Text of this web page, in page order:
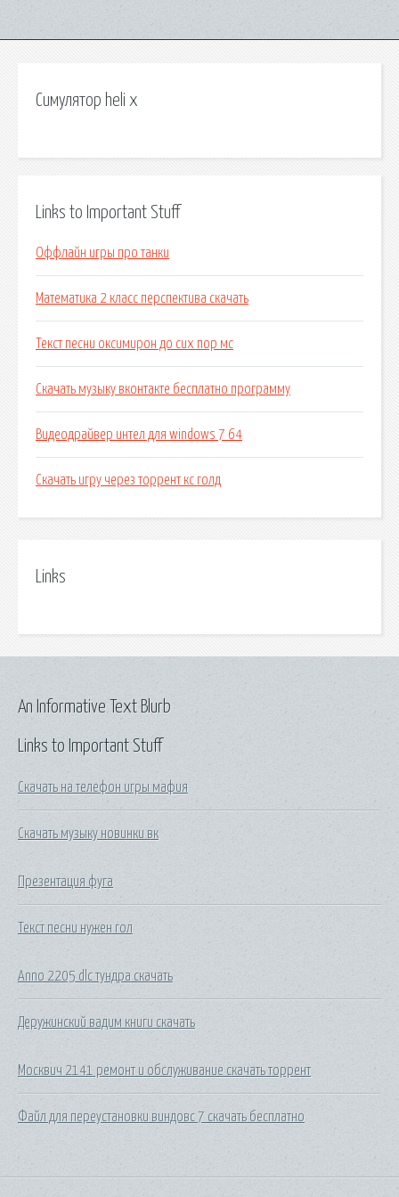
Симулятор heli x
Links to Important Stuff
Оффлайн игры про танки
Математика 2 класс перспектива скачать
Текст песни оксимирон до сих пор мс
Скачать музыку вконтакте бесплатно программу
Видеодрайвер интел для windows 7 64
Скачать игру через торрент кс голд
Links
Links to Important Stuff
Скачать на телефон игры мафия
Скачать музыку новинки вк
Презентация фуга
Текст песни нужен гол
Anno 2205 dlc тундра скачать
Деружинский вадим книги скачать
Москвич 2141 ремонт и обслуживание скачать торрент
Файл для переустановки виндовс 7 скачать бесплатно
An Informative Text Blurb